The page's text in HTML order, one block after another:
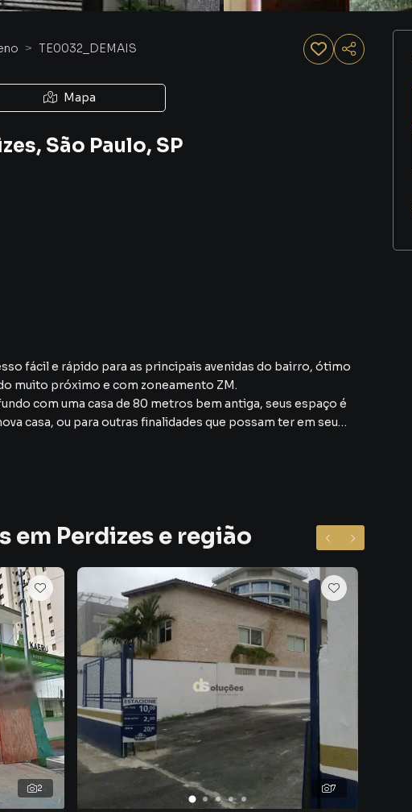
TE0032_DEMAIS
Mapa
São Paulo, SP
fácil e rápido para as principais avenidas do bairro, ótimo
muito próximo e com zoneamento ZM.
com uma casa de 80 metros bem antiga, seus espaço é
casa, ou para outras finalidades que possam ter em seu
em Perdizes e região
2 7